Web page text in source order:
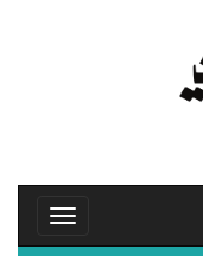
Toggle